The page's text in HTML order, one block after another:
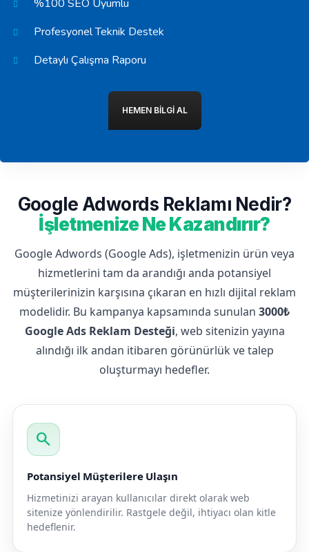
%100 SEO Uyumlu
Profesyonel Teknik Destek
Detaylı Çalışma Raporu
HEMEN BILGI AL
Google Adwords Reklamı Nedir?
İşletmenize Ne Kazandırır?
Google Adwords (Google Ads), işletmenizin ürün veya
hizmetlerini tam da arandığı anda potansiyel
müşterilerinizin karşısına çıkaran en hızlı dijital reklam
modelidir. Bu kampanya kapsamında sunulan 3000₺
Google Ads Reklam Desteği, web sitenizin yayına
alındığı ilk andan itibaren görünürlük ve talep
oluşturmayı hedefler.
search
Potansiyel Müşterilere Ulaşın
Hizmetinizi arayan kullanıcılar direkt olarak web
sitenize yönlendirilir. Rastgele değil, ihtiyacı olan kitle
hedeflenir.